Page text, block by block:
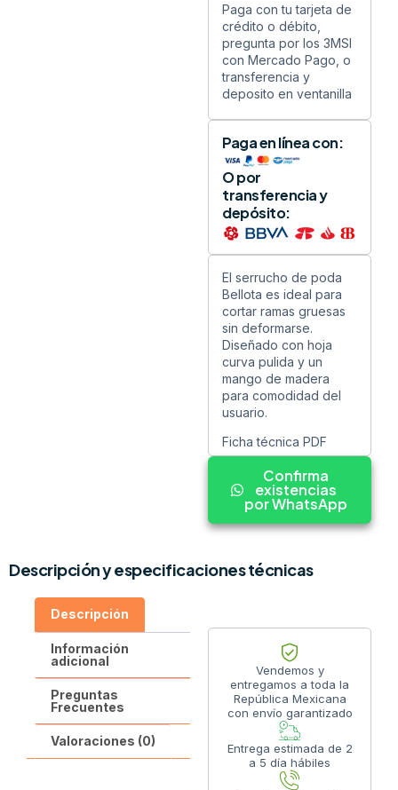
Paga con tu tarjeta de
crédito o débito,
pregunta por los 3MSI
con Mercado Pago, o
transferencia y
deposito en ventanilla
Paga en línea con:
O por
transferencia y
depósito:
El serrucho de poda
Bellota es ideal para
cortar ramas gruesas
sin deformarse.
Diseñado con hoja
curva pulida y un
mango de madera
para comodidad del
usuario.
Ficha técnica PDF
Confirma
existencias
por WhatsApp
Descripción y especificaciones técnicas
Descripción
Información
adicional
Preguntas
Frecuentes
Valoraciones (0)
Vendemos y
entregamos a toda la
República Mexicana
con envío garantizado
Entrega estimada de 2
a 5 día hábiles